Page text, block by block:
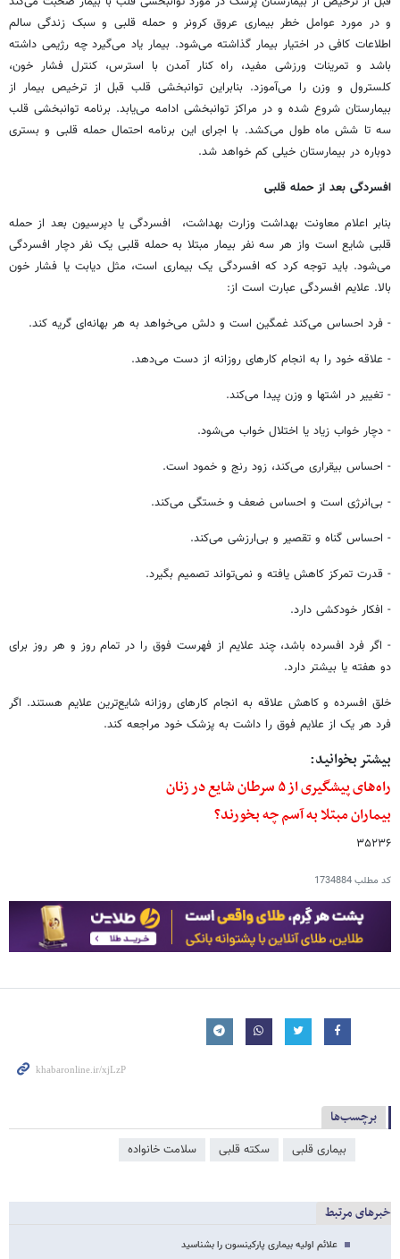
و در مورد عوامل خطر بیماری عروق کرونر و حمله قلبی و سبک زندگی سالم
اطلاعات کافی در اختیار بیمار گذاشته می‌شود. بیمار یاد می‌گیرد چه رژیمی داشته
باشد و تمرینات ورزشی مفید، راه کنار آمدن با استرس، کنترل فشار خون،
کلسترول و وزن را می‌آموزد. بنابراین توانبخشی قلب قبل از ترخیص بیمار از
بیمارستان شروع شده و در مراکز توانبخشی ادامه می‌یابد. برنامه توانبخشی قلب
سه تا شش ماه طول می‌کشد. با اجرای این برنامه احتمال حمله قلبی و بستری
دوباره در بیمارستان خیلی کم خواهد شد.
افسردگی بعد از حمله قلبی
بنابر اعلام معاونت بهداشت وزارت بهداشت، ‌ افسردگی یا دپرسیون بعد از حمله
قلبی شایع است واز هر سه نفر بیمار مبتلا به حمله قلبی یک نفر دچار افسردگی
می‌شود. باید توجه کرد که افسردگی یک بیماری است، مثل دیابت یا فشار خون
بالا. علایم افسردگی عبارت است از:
- فرد احساس می‌کند غمگین است و دلش می‌خواهد به هر بهانه‌ای گریه کند.
- علاقه خود را به انجام کارهای روزانه از دست می‌دهد.
- تغییر در اشتها و وزن پیدا می‌کند.
- دچار خواب زیاد یا اختلال خواب می‌شود.
- احساس بیقراری می‌کند، زود رنج و خمود است.
- بی‌انرژی است و احساس ضعف و خستگی می‌کند.
- احساس گناه و تقصیر و بی‌ارزشی می‌کند.
- قدرت تمرکز کاهش یافته و نمی‌تواند تصمیم بگیرد.
- افکار خودکشی دارد.
- اگر فرد افسرده باشد، چند علایم از فهرست فوق را در تمام روز و هر روز برای
دو هفته یا بیشتر دارد.
خلق افسرده و کاهش علاقه به انجام کارهای روزانه شایع‌ترین علایم هستند. اگر
فرد هر یک از علایم فوق را داشت به پزشک خود مراجعه کند.
بیشتر بخوانید:
راه‌های پیشگیری از ۵ سرطان شایع در زنان
بیماران مبتلا به آسم چه بخورند؟
۳۵۲۳۶
کد مطلب1734884
برچسب‌ها
بیماری قلبی سکته قلبی سلامت خانواده
خبرهای مرتبط
علائم اولیه بیماری پارکینسون را بشناسید